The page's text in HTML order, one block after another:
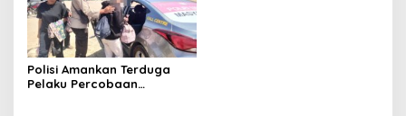
Polisi Amankan Terduga
Pelaku Percobaan